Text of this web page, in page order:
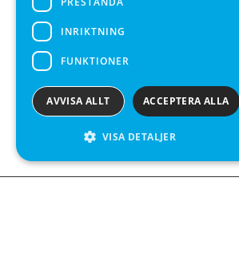
INRIKTNING
FUNKTIONER
ACCEPTERA ALLA
AVVISA ALLT
VISA DETALJER